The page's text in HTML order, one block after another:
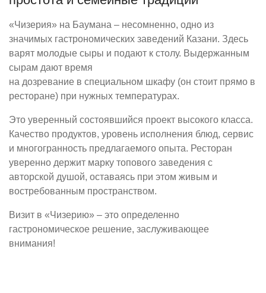
«Чизерия» на Баумана – несомненно, одно из
значимых гастрономических заведений Казани. Здесь
варят молодые сыры и подают к столу. Выдержанным
сырам дают время
на дозревание в специальном шкафу (он стоит прямо в
ресторане) при нужных температурах.
Это уверенный состоявшийся проект высокого класса.
Качество продуктов, уровень исполнения блюд, сервис
и многогранность предлагаемого опыта. Ресторан
уверенно держит марку топового заведения с
авторской душой, оставаясь при этом живым и
востребованным пространством.
Визит в «Чизерию» – это определенно
гастрономическое решение, заслуживающее
внимания!